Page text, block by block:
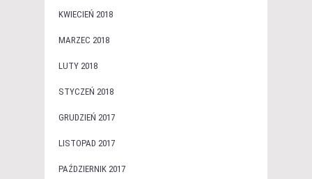
KWIECIEŃ 2018
MARZEC 2018
LUTY 2018
STYCZEŃ 2018
GRUDZIEŃ 2017
LISTOPAD 2017
PAŹDZIERNIK 2017